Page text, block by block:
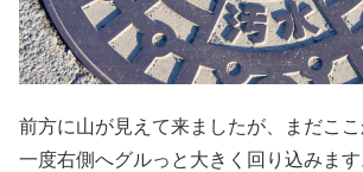
前方に山が見えて来ましたが、まだこ
一度右側へグルっと大きく回り込みます